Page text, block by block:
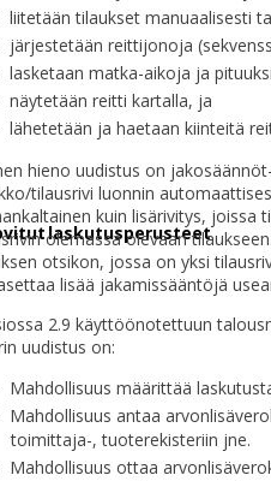
laskutusperusteet
liitetään tilaukset manuaalisesti
järjestetään reittijonoja
lasketaan matka-aikoja ja
näytetään reitti kartalla, ja
lähetetään ja haetaan kiinteitä
hieno uudistus on
tilausrivi luonnin
kuin lisärivitys, joissa
olemassa olevaan
otsikon, jossa on yksi
lisää jakamissääntöjä
2.9 käyttöönotettuun
uudistus on:
Mahdollisuus määrittää
Mahdollisuus antaa
toimittaja-, tuoterekisteriin jne.
Mahdollisuus ottaa